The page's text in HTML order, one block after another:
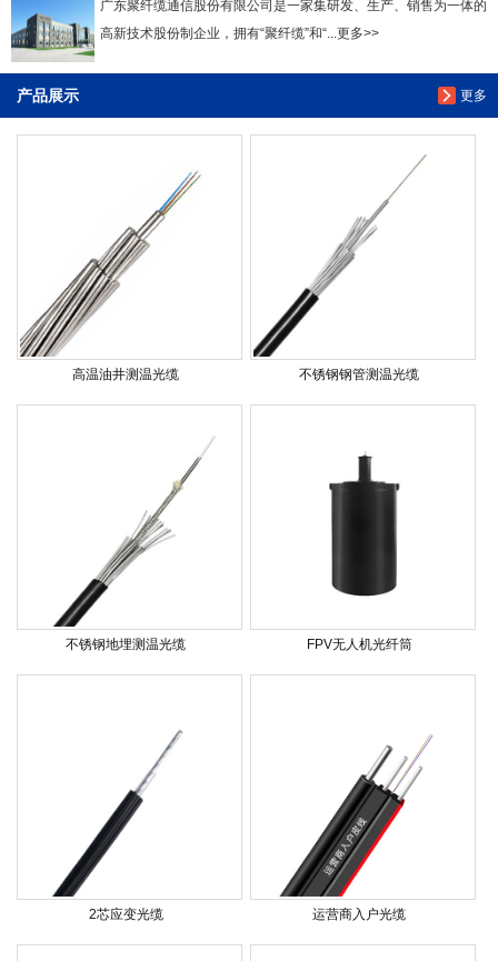
广东聚纤缆通信股份有限公司是一家集研发、生产、销售为一体的
高新技术股份制企业，拥有“聚纤缆”和“...更多>>
更多
产品展示
高温油井测温光缆 不锈钢钢管测温光缆
不锈钢地埋测温光缆 FPV无人机光纤筒
2芯应变光缆 运营商入户光缆